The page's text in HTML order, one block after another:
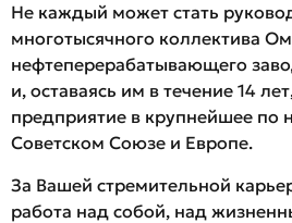
Не каждый может стать
многотысячного коллектива
нефтеперерабатывающего
и, оставаясь им в течение 14
предприятие в крупнейшее по
Советском Союзе и Европе.
За Вашей стремительной
работа над собой, над